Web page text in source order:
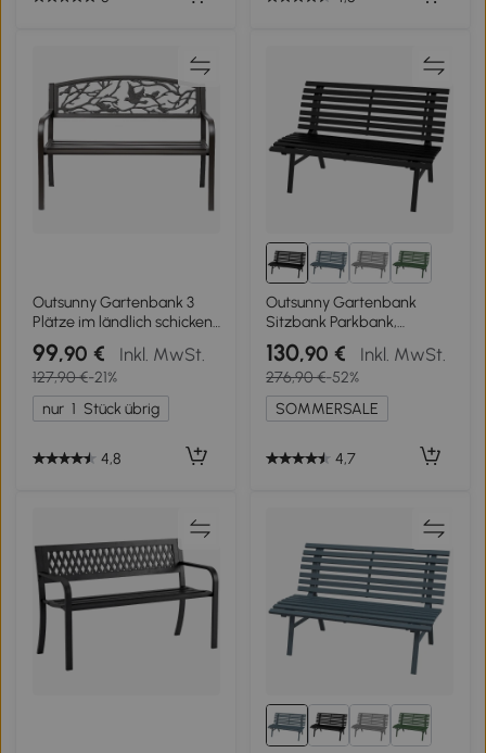
Outsunny Gartenbank 3
Plätze im ländlich schicken
Stil 127L x 60B x 85H cm
korrosionsbeständiges
Epoxidmetall Braun
99,90 € Inkl. MwSt.
127,90 €-21%
nur 1 Stück übrig
4,8
Outsunny Gartenbank
Sitzbank Parkbank,
Lattendesign,
wetterbeständig,
Aluminium, 123 x 67 x 79
cm, Schwarz
130,90 € Inkl. MwSt.
276,90 €-52%
SOMMERSALE
4,7